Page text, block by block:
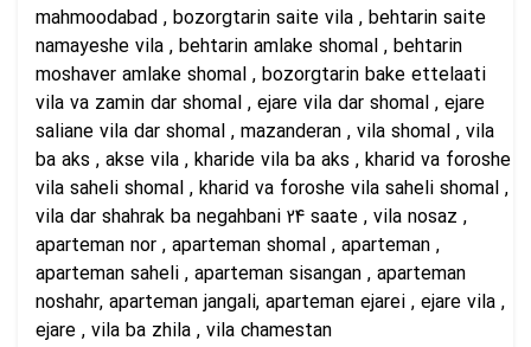
mahmoodabad , bozorgtarin saite vila , behtarin saite
namayeshe vila , behtarin amlake shomal , behtarin
moshaver amlake shomal , bozorgtarin bake ettelaati
vila va zamin dar shomal , ejare vila dar shomal , ejare
saliane vila dar shomal , mazanderan , vila shomal , vila
ba aks , akse vila , kharide vila ba aks , kharid va foroshe
vila saheli shomal , kharid va foroshe vila saheli shomal ,
vila dar shahrak ba negahbani 24 saate , vila nosaz ,
aparteman nor , aparteman shomal , aparteman ,
aparteman saheli , aparteman sisangan , aparteman
noshahr, aparteman jangali, aparteman ejarei , ejare vila ,
ejare , vila ba zhila , vila chamestan